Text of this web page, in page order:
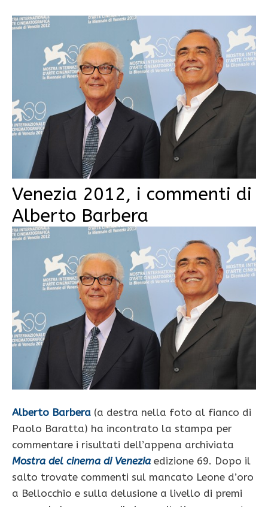
Venezia 2012, i commenti di
Alberto Barbera
Alberto Barbera (a destra nella foto al fianco di
Paolo Baratta) ha incontrato la stampa per
commentare i risultati dell’appena archiviata
Mostra del cinema di Venezia edizione 69. Dopo il
salto trovate commenti sul mancato Leone d’oro
a Bellocchio e sulla delusione a livello di premi